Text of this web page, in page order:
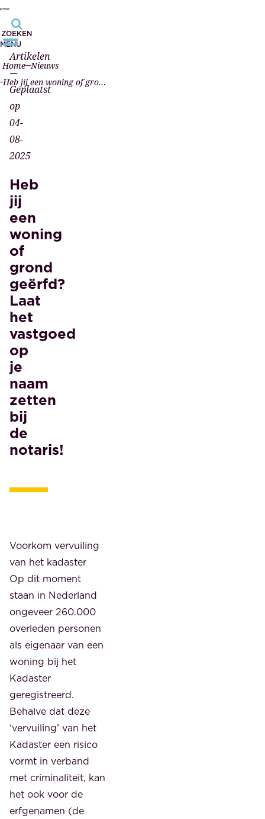
ZOEKEN
MENU
Home Nieuws
Heb jij een woning of grond geërfd? Laat het vastgoed op je naam zetten bij de notaris!
Artikelen
—
Geplaatst
op
04-
08-
2025
Heb
jij
een
woning
of
grond
geërfd?
Laat
het
vastgoed
op
je
naam
zetten
bij
de
notaris!
Voorkom vervuiling
van het kadaster
Op dit moment
staan in Nederland
ongeveer 260.000
overleden personen
als eigenaar van een
woning bij het
Kadaster
geregistreerd.
Behalve dat deze
‘vervuiling’ van het
Kadaster een risico
vormt in verband
met criminaliteit, kan
het ook voor de
erfgenamen (de